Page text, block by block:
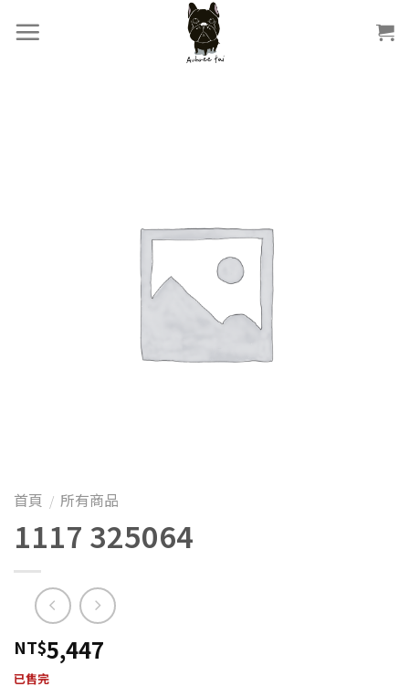
首頁 / 所有商品
1117 325064
NT$5,447
已售完